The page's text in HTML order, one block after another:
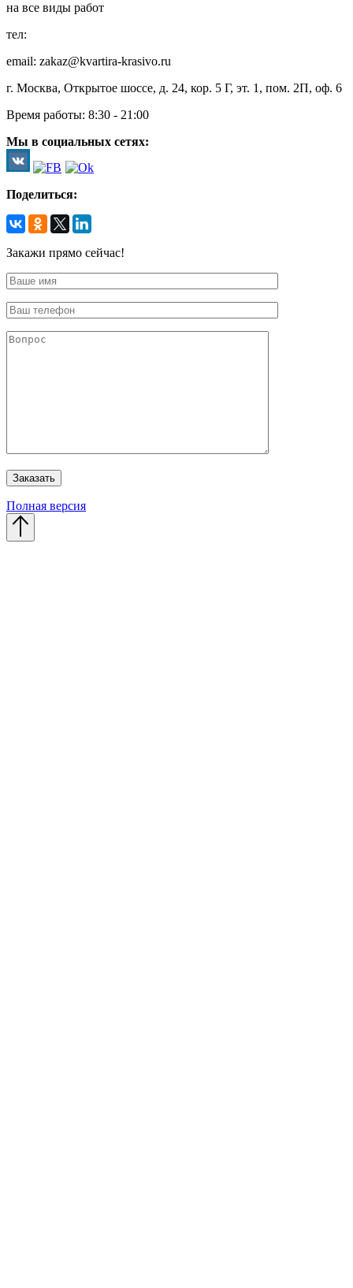
на все виды работ
тел:
email: zakaz@kvartira-krasivo.ru
г. Москва, Открытое шоссе, д. 24, кор. 5 Г, эт. 1, пом. 2П, оф. 6
Время работы: 8:30 - 21:00
Мы в социальных сетях:
Поделиться:
Закажи прямо сейчас!
Полная версия